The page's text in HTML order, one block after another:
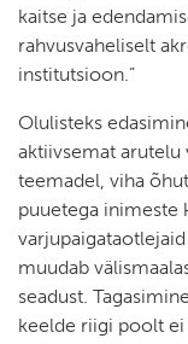
kaitse ja
rahvusvaheliselt
institutsioon.”
Olulisteks
aktiivsemat arutelu
teemadel, viha
puuetega inimeste
muudab
seadust.
keelde riigi poolt ei